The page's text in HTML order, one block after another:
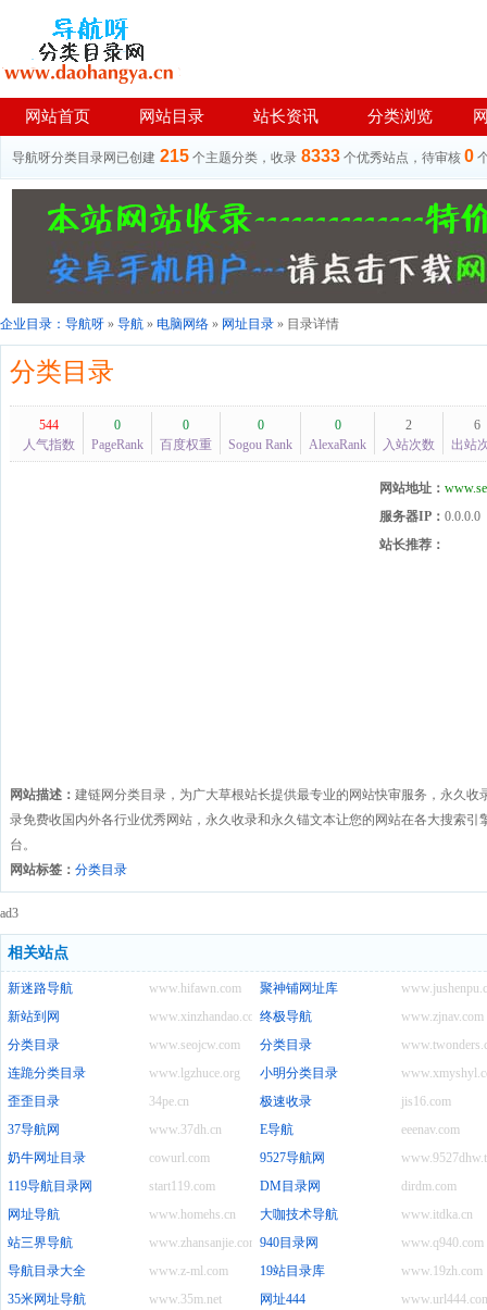
网站首页 网站目录 站长资讯 分类浏览
导航呀分类目录网已创建 215 个主题分类，收录 8333 个优秀站点，待审核 0
企业目录： 导航呀 » 导航 » 电脑网络 » 网址目录 » 目录详情
分类目录
544
人气指数
0
PageRank
0
百度权重
0
Sogou Rank
0
AlexaRank
2
入站次数
6
出站
网站地址：
服务器IP： 0.0.0.0
站长推荐：
网站描述： 建链网分类目录，为广大草根站长提供最专业的网站快审服务，永久
录免费收国内外各行业优秀网站，永久收录和永久锚文本让您的网站在各大搜索
台。
网站标签： 分类目录
ad3
相关站点
www.hifawn.com
新迷路导航
聚神铺网址库
www.xinzhandao.com
新站到网 www.zjnav.com
终极导航
www.seojcw.com
分类目录
分类目录
www.lgzhuce.org
连跪分类目录
小明分类目录
34pe.cn
歪歪目录 jis16.com
极速收录
www.37dh.cn
37导航网 eeenav.com
E导航
cowurl.com
奶牛网址目录
9527导航网
start119.com
119导航目录网 dirdm.com
DM目录网
www.homehs.cn
网址导航 www.itdka.cn
大咖技术导航
www.zhansanjie.com
站三界导航 www.q940.com
940目录网
www.z-ml.com
导航目录大全 www.19zh.com
19站目录库
www.35m.net
35米网址导航 网址444